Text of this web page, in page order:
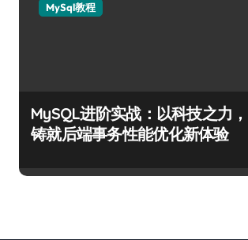
MySql教程
MySQL进阶实战：以科技之力，
铸就后端事务性能优化新体验